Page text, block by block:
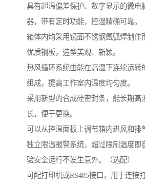
具有超温偏差保护、数字显示的微电
器，带有定时功能，控温精确可靠。
箱体内均采用镜面不锈钢氩弧焊制作
优质钢板，造型美观、新颖。
热风循环系统由能在高温下连续运转
组成，提高工作室内温度均匀度。
采用新型的合成硅密封条，能长期高
长，便于更换。
可以从控温面板上调节箱内进风和排
独立限温报警系统，超过限制温度即
验安全运行不发生意外。（选配）
可配打印机或RS485接口，用于连接